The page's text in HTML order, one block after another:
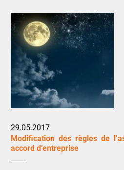
29.05.2017
Modification des règles de
accord d’entreprise